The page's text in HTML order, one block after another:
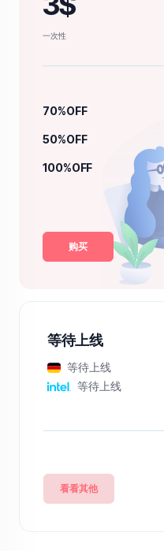
一次性
70%OFF
50%OFF
100%OFF
购买
等待上线
等待上线
等待上线
看看其他